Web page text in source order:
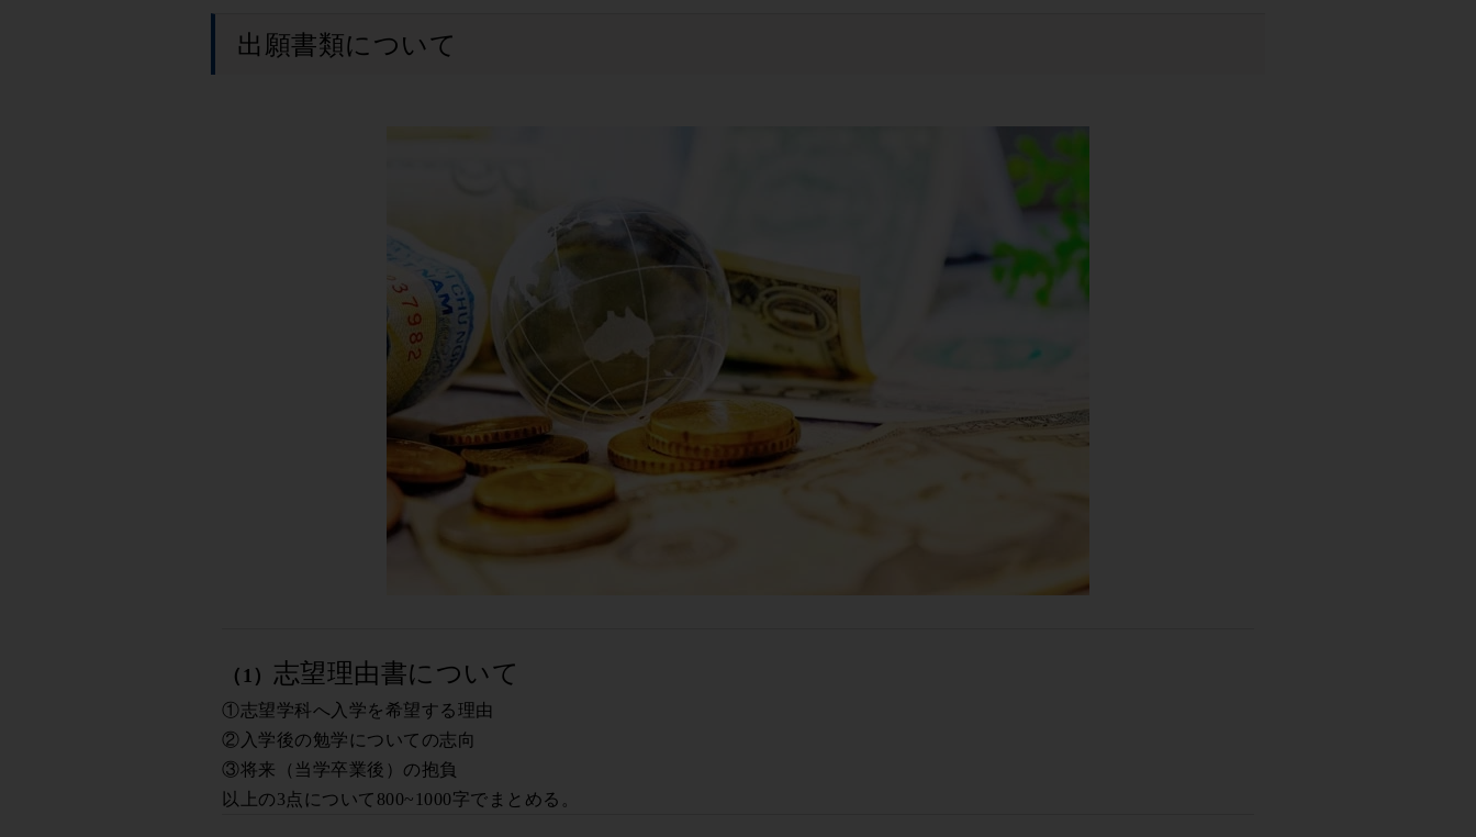
出願書類について
（1） 志望理由書について
①志望学科へ入学を希望する理由
②入学後の勉学についての志向
③将来（当学卒業後）の抱負
以上の3点について800~1000字でまとめる。